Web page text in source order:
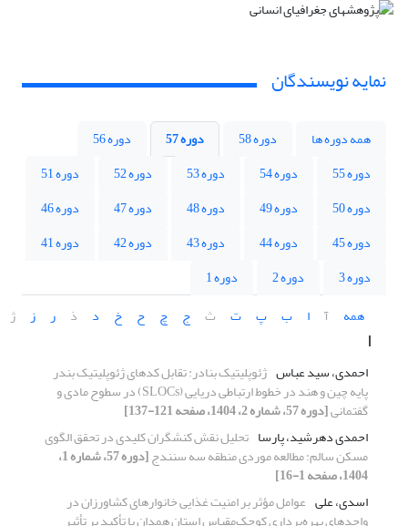
نمایه نویسندگان
همه دوره ها دوره 58 دوره 57
دوره 56
دوره 55
دوره 54 دوره 53 دوره 52
دوره 51
دوره 50
دوره 49 دوره 48 دوره 47
دوره 46
دوره 45
دوره 44 دوره 43 دوره 42
دوره 41
دوره 3
دوره 2
دوره 1
همه
آ ا ب پ ت ث ج چ ح خ د ذ ر ز ژ
ا
احمدی، سید عباس ژئوپلیتیک بنادر: تقابل کدهای ژئوپلیتیک بندر
پایه چین و هند در خطوط ارتباطی دریایی (SLOCs) در سطوح مادی و
گفتمانی[دوره 57، شماره 2، 1404، صفحه 121-137]
احمدی دهرشید، پارسا تحلیل نقش کنشگران کلیدی در تحقق الگوی
مسکن سالم: مطالعه موردی منطقه سه سنندج [دوره 57، شماره 1،
1404، صفحه 1-16]
اسدی، علی عوامل مؤثر بر امنیت غذایی خانوارهای کشاورزان در
واحدهای بهره‌برداری کوچک‌مقیاس استان همدان با تأکید بر تأثیر